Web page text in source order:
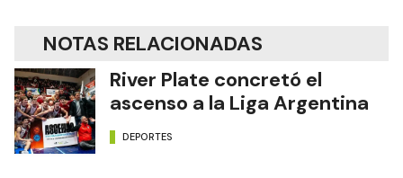
NOTAS RELACIONADAS
River Plate concretó el
ascenso a la Liga Argentina
DEPORTES